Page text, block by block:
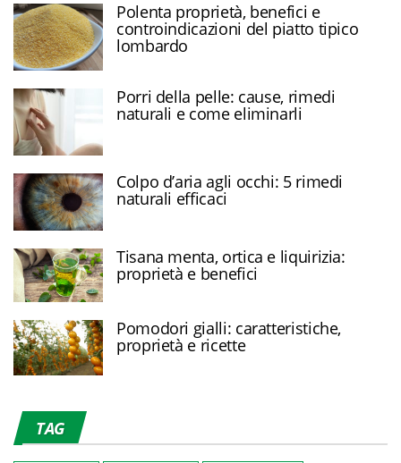
Polenta proprietà, benefici e
controindicazioni del piatto tipico
lombardo
Porri della pelle: cause, rimedi
naturali e come eliminarli
Colpo d’aria agli occhi: 5 rimedi
naturali efficaci
Tisana menta, ortica e liquirizia:
proprietà e benefici
Pomodori gialli: caratteristiche,
proprietà e ricette
TAG